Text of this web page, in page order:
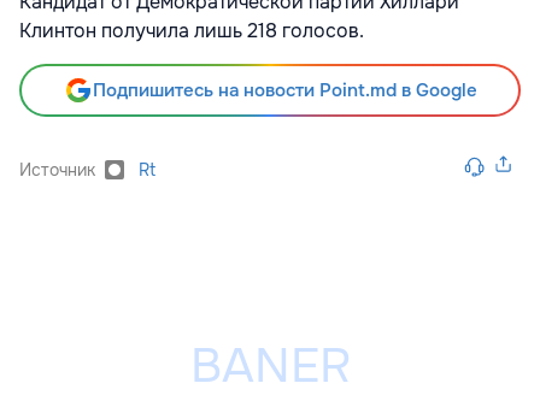
Клинтон получила лишь 218 голосов.
Подпишитесь на новости Point.md в Google
Источник Rt